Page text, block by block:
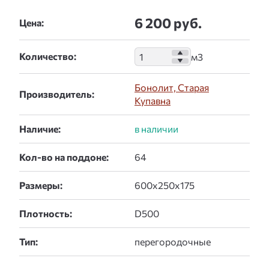
Цена: 6 200 руб.
Количество:
Производитель:
Бонолит, Старая
Купавна
Наличие:
Кол-во на поддоне:
Размеры:
Плотность:
Тип: